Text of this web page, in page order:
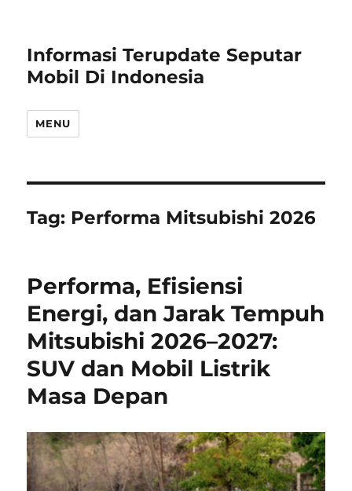
Informasi Terupdate Seputar
Mobil Di Indonesia
MENU
Tag: Performa Mitsubishi 2026
Performa, Efisiensi
Energi, dan Jarak Tempuh
Mitsubishi 2026–2027:
SUV dan Mobil Listrik
Masa Depan